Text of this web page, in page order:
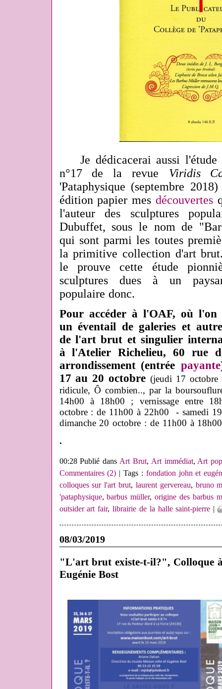
Je dédicacerai aussi l'étude
n°17 de la revue Viridis
'Pataphysique (septembre
édition papier mesdécouvertes
l'auteur des sculptures
Dubuffet, sous le nom de
qui sont parmi les toutes
la primitive collection d'art
le prouve cette étude
sculptures dues à un
populaire donc.
Pour accéder à l'OAF, où
un éventail de galeries et
de l'art brut et singulier
à l'Atelier Richelieu, 60 rue
arrondissement (entrée payante
17 au 20 octobre(jeudi 17 octobre
ridicule, Ô combien.., par la
14h00 à 18h00 ; vernissage entre
octobre : de 11h00 à 22h00 - samedi
dimanche 20 octobre : de 11h00 à
.
00:28 Publié dansArt Brut, Art immédiat,Art
Commentaires (2) | Tags : fondation john et
colloques sur l'art brut, laurent gervereau, bruno
'pataphysique,barbus müller,origine des barbus
outsider art fair,librairie de la halle saint-pierre |
08/03/2019
"L'art brut existe-t-il?", Colloque
Eugénie Bost